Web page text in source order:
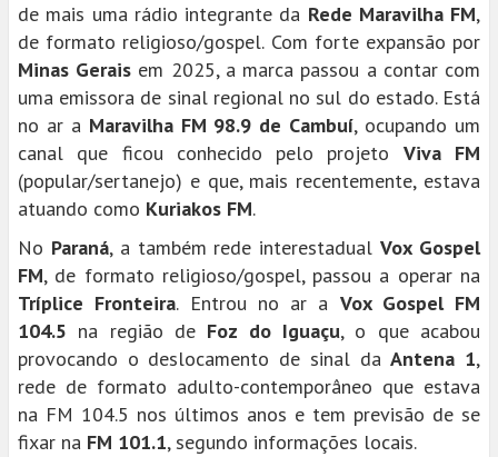
de mais uma rádio integrante da Rede Maravilha FM,
de formato religioso/gospel. Com forte expansão por
Minas Gerais em 2025, a marca passou a contar com
uma emissora de sinal regional no sul do estado. Está
no ar a Maravilha FM 98.9 de Cambuí, ocupando um
canal que ficou conhecido pelo projeto Viva FM
(popular/sertanejo) e que, mais recentemente, estava
atuando como Kuriakos FM.
No Paraná, a também rede interestadualVox Gospel
FM, de formato religioso/gospel, passou a operar na
Tríplice Fronteira. Entrou no ar a Vox Gospel FM
104.5 na região de Foz do Iguaçu, o que acabou
provocando o deslocamento de sinal daAntena 1,
rede de formato adulto-contemporâneo que estava
na FM 104.5 nos últimos anos e tem previsão de se
fixar na FM 101.1, segundo informações locais.